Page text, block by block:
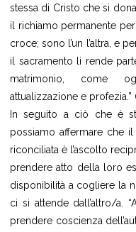
stessa di Cristo che si
il richiamo permanente
croce; sono l’un l’altra, e
il sacramento li rende
matrimonio, come
attualizzazione e profezia.”
In seguito a ciò che è
possiamo affermare che
riconciliata è l’ascolto
prendere atto della loro
disponibilità a cogliere la
ci si attende dall’altro/a.
prendere coscienza